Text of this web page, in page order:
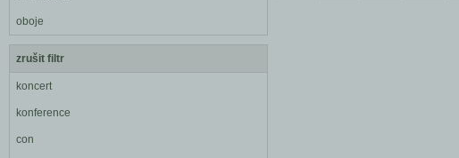
oboje
zrušit filtr
koncert
konference
con